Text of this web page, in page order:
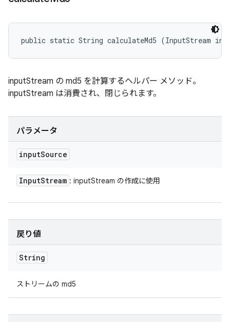
public static String calculateMd5 (InputStream
inputStream の md5 を計算するヘルパー メソッド。
inputStream は消費され、閉じられます。
パラメータ
inputSource
InputStream : inputStream の作成に使用
戻り値
String
ストリームの md5